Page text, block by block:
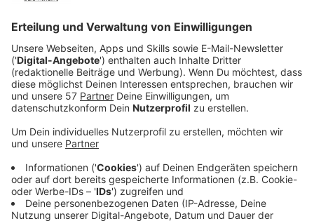
etwas im Internet heruntergeladen und müsse jetzt
eine Abmahnungsgebühr zahlen. In der Mail werden
unter anderem Aktenzeichen und
Urheberrechtsverletzungen erwähnt. Das Ganze wirkt
sehr echt und authentisch. Das ist keine ganz neue
Masche. Was aber neu ist, ist eine professionelle
Umsetzung, etwa ohne Rechtschreibfehler und
falsche Anrede. Das besondere: So ungewöhnlich ist
es gar nicht, dass man auch eine echte Abmahnung per
Mail bekommt, erklärt Rechtsanwalt Christian
Solmecke. Eine Abmahnung ist erstmal nur ein Hinweis,
die sowohl per Post, E-Mail oder auch nur mündlich